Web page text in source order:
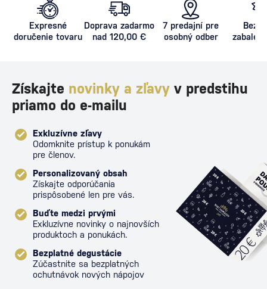
Expresné
doručenie tovaru
Doprava zadarmo
nad 120,00 €
7 predajní pre
osobný odber
Získajte novinky a zľavy v predstihu
priamo do e-mailu
Exkluzívne zľavy
Odomknite prístup k ponukám
pre členov.
Personalizovaný obsah
Získajte odporúčania
prispôsobené len pre vás.
Buďte medzi prvými
Exkluzívne novinky o najnovších
produktoch a ponukách.
Bezplatné degustácie
Zúčastnite sa bezplatných
ochutnávok nových nápojov